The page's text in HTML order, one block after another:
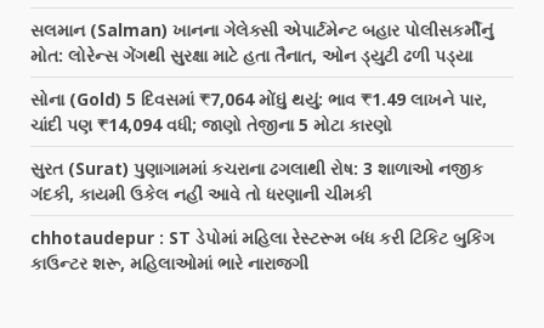
સલમાન (Salman) ખાનના ગેલેક્સી એપાર્ટમેન્ટ બહાર પોલીસકર્મીનું
મોત: લોરેન્સ ગેંગથી સુરક્ષા માટે હતા તૈનાત, ઓન ડ્યુટી ઢળી પડ્યા
સોના (Gold) 5 દિવસમાં ₹7,064 મોંઘું થયું: ભાવ ₹1.49 લાખને પાર,
ચાંદી પણ ₹14,094 વધી; જાણો તેજીના 5 મોટા કારણો
સુરત (Surat) પુણાગામમાં કચરાના ઢગલાથી રોષ: 3 શાળાઓ નજીક
ગંદકી, કાયમી ઉકેલ નહીં આવે તો ધરણાની ચીમકી
chhotaudepur : ST ડેપોમાં મહિલા રેસ્ટરૂમ બંધ કરી ટિકિટ બુકિંગ
કાઉન્ટર શરૂ, મહિલાઓમાં ભારે નારાજગી